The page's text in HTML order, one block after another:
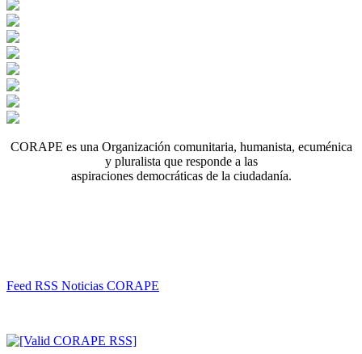
CORAPE es una Organización comunitaria, humanista, ecuménica
y pluralista que responde a las
aspiraciones democráticas de la ciudadanía.
Feed RSS Noticias CORAPE